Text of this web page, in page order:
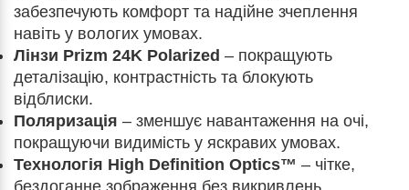
забезпечують комфорт та надійне зчеплення
навіть у вологих умовах.
Лінзи Prizm 24K Polarized – покращують
деталізацію, контрастність та блокують
відблиски.
Поляризація – зменшує навантаження на очі,
покращуючи видимість у яскравих умовах.
Технологія High Definition Optics™ – чітке,
бездоганне зображення без викривлень.